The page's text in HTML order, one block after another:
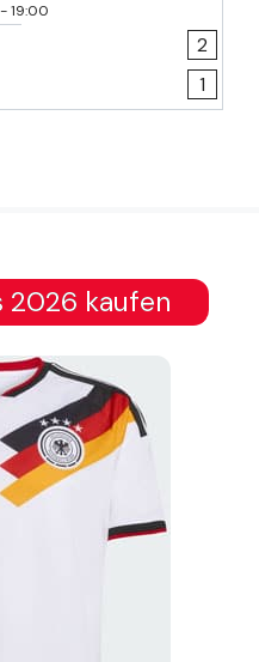
-19:00
2
1
2026 kaufen